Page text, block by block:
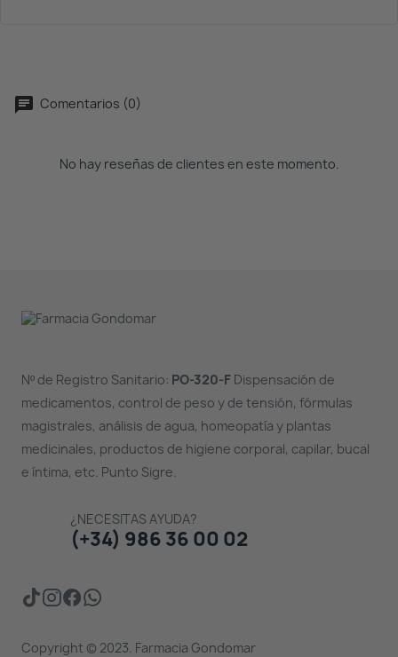
Comentarios (0)
No hay reseñas de clientes en este momento.
Nº de Registro Sanitario: PO-320-FDispensación de
medicamentos, control de peso y de tensión, fórmulas
magistrales, análisis de agua, homeopatía y plantas
medicinales, productos de higiene corporal, capilar, bucal
e íntima, etc. Punto Sigre.
¿NECESITAS AYUDA?
(+34) 986 36 00 02
Copyright © 2023. Farmacia Gondomar